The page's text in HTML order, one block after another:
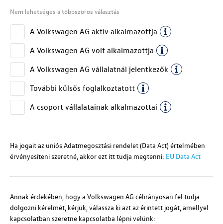
Nem lehetséges a többszörös választás
A Volkswagen AG aktív alkalmazottja
A Volkswagen AG volt alkalmazottja
A Volkswagen AG vállalatnál jelentkezők
További külsős foglalkoztatott
A csoport vállalatainak alkalmazottai
Ha jogait az uniós Adatmegosztási rendelet (Data Act) értelmében
érvényesíteni szeretné, akkor ezt itt tudja megtenni: EU Data Act
Annak érdekében, hogy a Volkswagen AG célirányosan fel tudja
dolgozni kérelmét, kérjük, válassza ki azt az érintett jogát, amellyel
kapcsolatban szeretne kapcsolatba lépni velünk: